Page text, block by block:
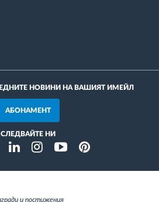
НОВИНИ НА ВАШИЯТ ИМЕЙЛ
АБОНАМЕНТ
СЛЕДВАЙТЕ НИ
LinkedinInstragramYoutubePinterest
и постижения